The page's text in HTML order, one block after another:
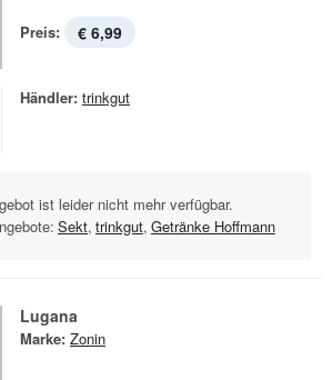
Preis: € 6,99
Händler: trinkgut
ist leider nicht mehr verfügbar.
Sekt, trinkgut, Getränke Hoffmann
Lugana
Marke: Zonin